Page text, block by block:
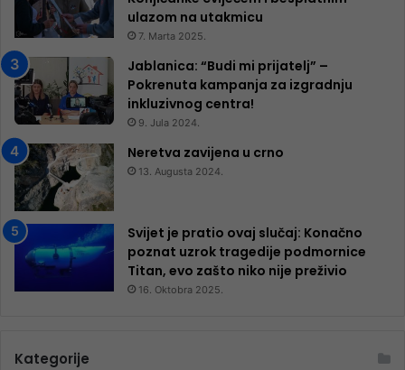
ulazom na utakmicu
7. Marta 2025.
Jablanica: “Budi mi prijatelj” –
Pokrenuta kampanja za izgradnju
inkluzivnog centra!
9. Jula 2024.
Neretva zavijena u crno
13. Augusta 2024.
Svijet je pratio ovaj slučaj: Konačno
poznat uzrok tragedije podmornice
Titan, evo zašto niko nije preživio
16. Oktobra 2025.
Kategorije